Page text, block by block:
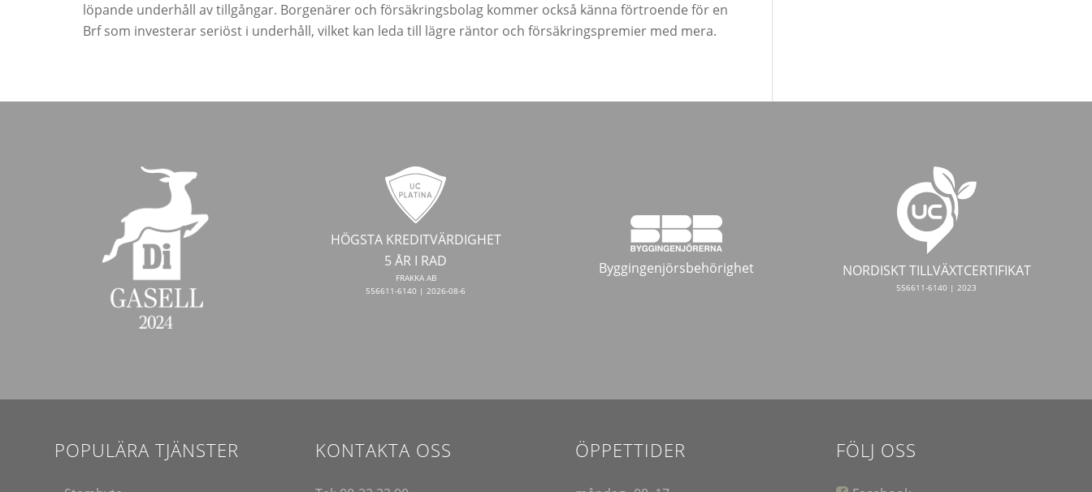
löpande underhåll av tillgångar. Borgenärer och försäkringsbolag kommer också känna förtroende för en
Brf som investerar seriöst i underhåll, vilket kan leda till lägre räntor och försäkringspremier med mera.
HÖGSTA KREDITVÄRDIGHET
5 ÅR I RAD
FRAKKA AB
556611-6140 | 2026-08-6
Byggingenjörsbehörighet NORDISKT TILLVÄXTCERTIFIKAT
556611-6140 | 2023
POPULÄRA TJÄNSTER KONTAKTA OSS ÖPPETTIDER FÖLJ OSS